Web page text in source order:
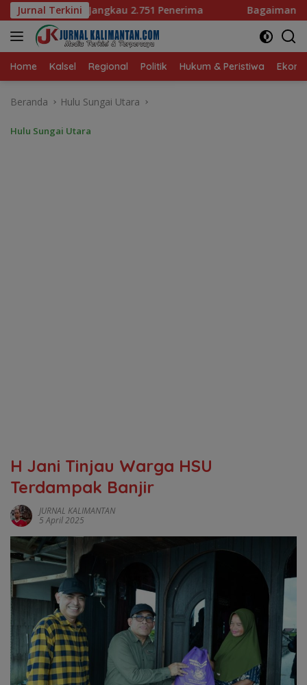
Langsung
ke
konten
Jurnal Terkini
Penerima Bagaimana KIP Hadapi Deepfake dan
Home Kalsel Regional Politik Hukum & Peristiwa
Beranda Hulu Sungai Utara
Hulu Sungai Utara
H Jani Tinjau Warga HSU
Terdampak Banjir
JURNAL KALIMANTAN
5 April 2025